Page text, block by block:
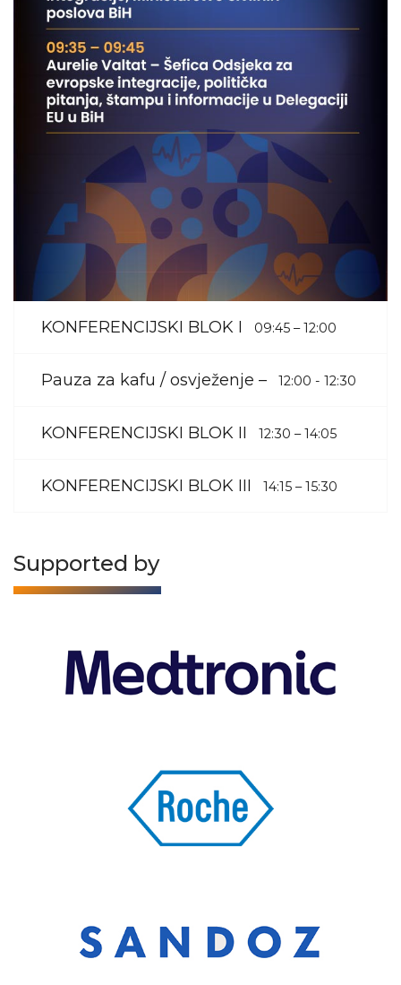
KONFERENCIJSKI BLOK I 09:45 – 12:00
Pauza za kafu / osvježenje – 12:00 - 12:30
KONFERENCIJSKI BLOK II 12:30 – 14:05
KONFERENCIJSKI BLOK III 14:15 – 15:30
Supported by